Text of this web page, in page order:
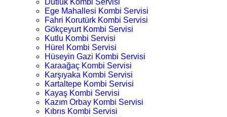
Dutluk Kombi Servisi
Ege Mahallesi Kombi Servisi
Fahri Korutürk Kombi Servisi
Gökçeyurt Kombi Servisi
Kutlu Kombi Servisi
Hürel Kombi Servisi
Hüseyin Gazi Kombi Servisi
Karaağaç Kombi Servisi
Karşıyaka Kombi Servisi
Kartaltepe Kombi Servisi
Kayaş Kombi Servisi
Kazım Orbay Kombi Servisi
Kıbrıs Kombi Servisi